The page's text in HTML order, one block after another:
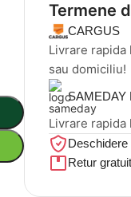
Termene
CARGUS
Livrare rapida
sau domiciliu!
SAMEDAY
Livrare rapida
Deschidere
Retur